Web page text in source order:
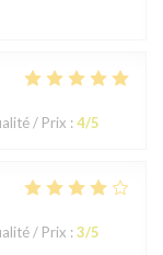
/ Prix : 4/5
/ Prix : 3/5